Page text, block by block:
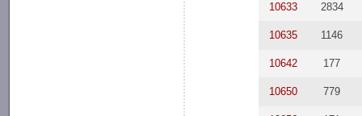
10633 2834
10635 1146
10642 177
10650 779